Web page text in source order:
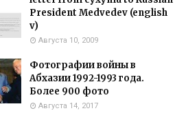
President Medvedev (english
v)
Августа 10, 2009
Фотографии войны в
Абхазии 1992-1993 года.
Более 900 фото
Августа 14, 2017